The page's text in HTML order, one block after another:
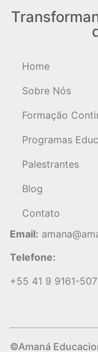
Home
Sobre Nós
Formação
Programas
Palestrantes
Blog
Contato
Email:
Telefone:
+55 41 9 9161-
©Amaná